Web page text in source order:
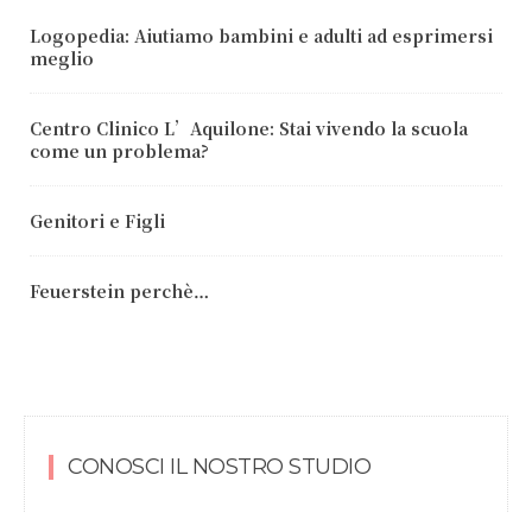
Logopedia: Aiutiamo bambini e adulti ad esprimersi
meglio
Centro Clinico L’Aquilone: Stai vivendo la scuola
come un problema?
Genitori e Figli
Feuerstein perchè…
CONOSCI IL NOSTRO STUDIO